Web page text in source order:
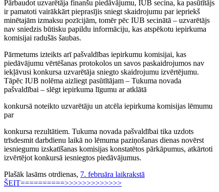
Pārbaudot uzvarētāja finanšu piedāvājumu, IUB secina, ka pasūtītājs
ir pamatoti vairākkārt pieprasījis sniegt skaidrojumu par iepriekš
minētajām izmaksu pozīcijām, tomēr pēc IUB secinātā – uzvarētājs
nav sniedzis būtisku papildu informāciju, kas atspēkotu iepirkuma
komisijai radušās šaubas.
Pārmetums izteikts arī pašvaldības iepirkumu komisijai, kas
piedāvājumu vērtēšanas protokolos un savos paskaidrojumos nav
iekļāvusi konkursa uzvarētāja sniegto skaidrojumu izvērtējumu.
Tāpēc IUB nolēma aizliegt pasūtītājam – Tukuma novada
pašvaldībai – slēgt iepirkuma līgumu ar atklātā
konkursā noteikto uzvarētāju un atcēla iepirkuma komisijas lēmumu
par
konkursa rezultātiem. Tukuma novada pašvaldībai tika uzdots
trīsdesmit darbdienu laikā no lēmuma paziņošanas dienas novērst
iesniegumu izskatīšanas komisijas konstatētos pārkāpumus, atkārtoti
izvērtējot konkursā iesniegtos piedāvājumus.
Plašāk lasāms otrdienas, 7. februāra laikrakstā
ŠEIT==========>>>>>>>>>>>>>